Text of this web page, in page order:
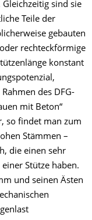
sind sie
Teile der
gebauten
rechteckförmige
konstant
des DFG-
mit Beton“
so findet man zum
Stämmen –
die einen sehr
Stütze haben.
und seinen Ästen